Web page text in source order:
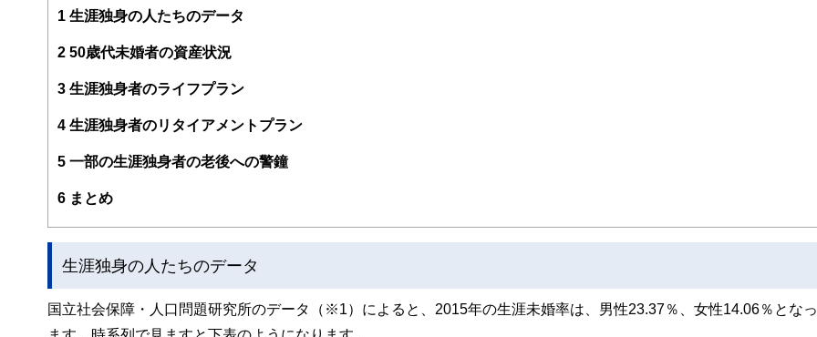
1 生涯独身の人たちのデータ
2 50歳代未婚者の資産状況
3 生涯独身者のライフプラン
4 生涯独身者のリタイアメントプラン
5 一部の生涯独身者の老後への警鐘
6 まとめ
生涯独身の人たちのデータ
国立社会保障・人口問題研究所のデータ（※1）によると、2015年の生涯未婚率は、男性23.37％、女性14.06％とな